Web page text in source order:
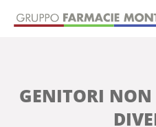
GENITORI NON